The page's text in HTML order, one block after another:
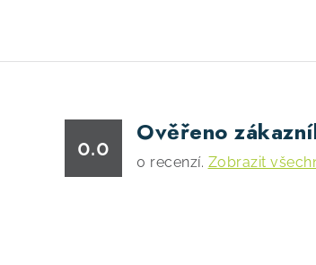
0.0
Ověřeno
0 recenzí. Zobrazit